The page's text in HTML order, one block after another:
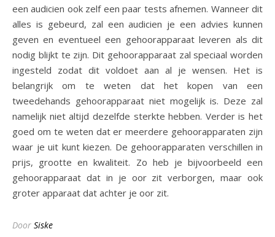
een audicien ook zelf een paar tests afnemen. Wanneer dit
alles is gebeurd, zal een audicien je een advies kunnen
geven en eventueel een gehoorapparaat leveren als dit
nodig blijkt te zijn. Dit gehoorapparaat zal speciaal worden
ingesteld zodat dit voldoet aan al je wensen. Het is
belangrijk om te weten dat het kopen van een
tweedehands gehoorapparaat niet mogelijk is. Deze zal
namelijk niet altijd dezelfde sterkte hebben. Verder is het
goed om te weten dat er meerdere gehoorapparaten zijn
waar je uit kunt kiezen. De gehoorapparaten verschillen in
prijs, grootte en kwaliteit. Zo heb je bijvoorbeeld een
gehoorapparaat dat in je oor zit verborgen, maar ook
groter apparaat dat achter je oor zit.
Door Siske